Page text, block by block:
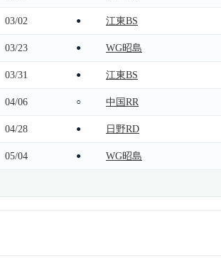
03/02 ● 江東BS
03/23 ● WG昭島
03/31 ● 江東BS
04/06 ○ 中国RR
04/28 ● 日野RD
05/04 ● WG昭島